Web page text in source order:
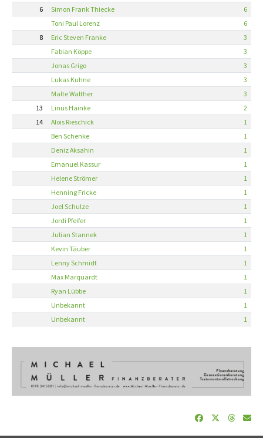
6
Simon Frank Thiecke
6
Toni Paul Lorenz
6
8
Eric Steven Franke
3
Fabian Köppe
3
Jonas Grigo
3
Lukas Kuhne
3
Malte Walther
3
13
Linus Hainke
2
14
Alois Rieschick
1
Ben Schenke
1
Deniz Aksahin
1
Emanuel Kassur
1
Helene Strömer
1
Henning Fricke
1
Joel Schulze
1
Jordi Pfeifer
1
Julian Stannek
1
Kevin Täuber
1
Lenny Schmidt
1
Max Marquardt
1
Ryan Lübbe
1
Unbekannt
1
Unbekannt
1